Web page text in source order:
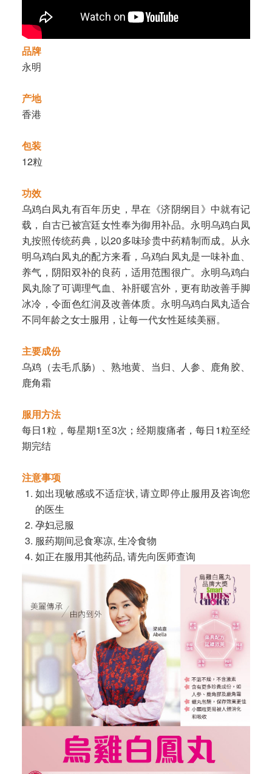
品牌
永明
产地
香港
包装
12粒
功效
乌鸡白凤丸有百年历史，早在《济阴纲目》中就有记
载，自古已被宫廷女性奉为御用补品。永明乌鸡白凤
丸按照传统药典，以20多味珍贵中药精制而成。从永
明乌鸡白凤丸的配方来看，乌鸡白凤丸是一味补血、
养气，阴阳双补的良药，适用范围很广。永明乌鸡白
凤丸除了可调理气血、补肝暖宫外，更有助改善手脚
冰冷，令面色红润及改善体质。永明乌鸡白凤丸适合
不同年龄之女士服用，让每一代女性延续美丽。
主要成份
乌鸡（去毛爪肠）、熟地黄、当归、人参、鹿角胶、
鹿角霜
服用方法
每日1粒，每星期1至3次；经期腹痛者，每日1粒至经
期完结
注意事项
如出现敏感或不适症状, 请立即停止服用及咨询您
的医生
孕妇忌服
服药期间忌食寒凉, 生冷食物
如正在服用其他药品, 请先向医师查询